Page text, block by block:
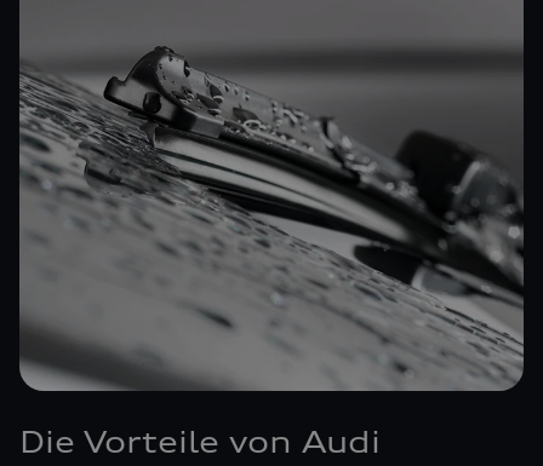
Die Vorteile von Audi